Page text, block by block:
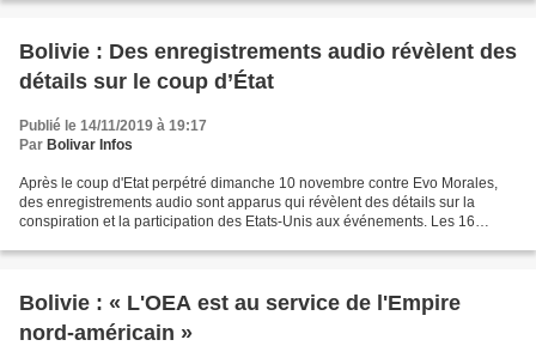
Bolivie : Des enregistrements audio révèlent des
détails sur le coup d’État
Publié le 14/11/2019 à 19:17
Par Bolivar Infos
Après le coup d'Etat perpétré dimanche 10 novembre contre Evo Morales,
des enregistrements audio sont apparus qui révèlent des détails sur la
conspiration et la participation des Etats-Unis aux événements. Les 16
Bolivie : « L'OEA est au service de l'Empire
nord-américain »